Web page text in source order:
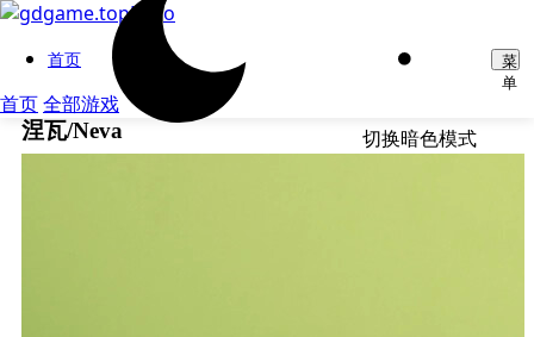
首页
首页全部游戏
切换暗色模式
菜
单
涅瓦/Neva